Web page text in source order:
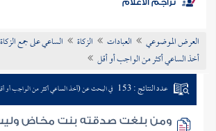
موضوعي
تراجم الأعلام
العرض الموضوعي العبادات الزكاة
الساعي على جمع الزكاة
أخذ الساعي أكثر من الواجب أو أقل
عدد النتائج : 153 في البحث عن (أخذ الساعي أكثر من الواجب أو
ومن بلغت صدقته بنت مخاض